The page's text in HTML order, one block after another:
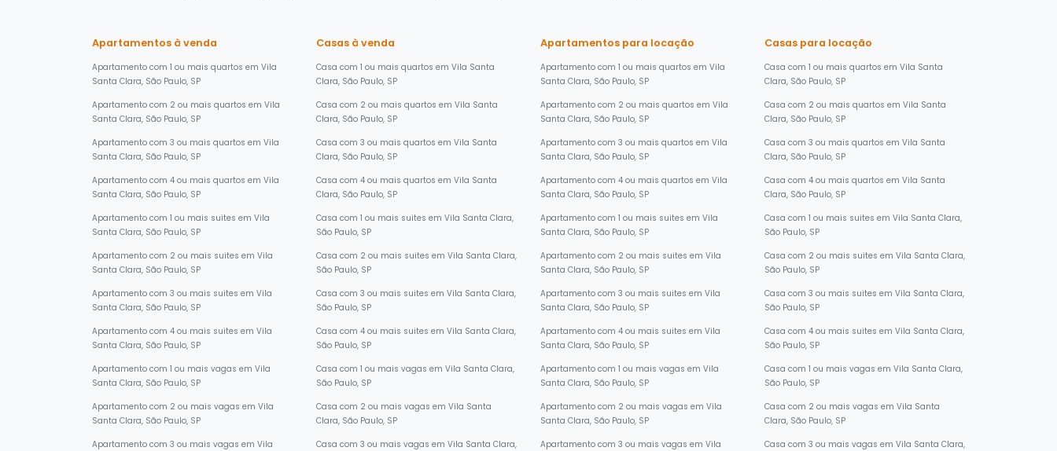
Apartamentos à venda
Apartamento com 1 ou mais quartos em Vila
Santa Clara, São Paulo, SP
Apartamento com 2 ou mais quartos em Vila
Santa Clara, São Paulo, SP
Apartamento com 3 ou mais quartos em Vila
Santa Clara, São Paulo, SP
Apartamento com 4 ou mais quartos em Vila
Santa Clara, São Paulo, SP
Apartamento com 1 ou mais suites em Vila
Santa Clara, São Paulo, SP
Apartamento com 2 ou mais suites em Vila
Santa Clara, São Paulo, SP
Apartamento com 3 ou mais suites em Vila
Santa Clara, São Paulo, SP
Apartamento com 4 ou mais suites em Vila
Santa Clara, São Paulo, SP
Apartamento com 1 ou mais vagas em Vila
Santa Clara, São Paulo, SP
Apartamento com 2 ou mais vagas em Vila
Santa Clara, São Paulo, SP
Apartamento com 3 ou mais vagas em Vila
Casas à venda
Casa com 1 ou mais quartos em Vila Santa
Clara, São Paulo, SP
Casa com 2 ou mais quartos em Vila Santa
Clara, São Paulo, SP
Casa com 3 ou mais quartos em Vila Santa
Clara, São Paulo, SP
Casa com 4 ou mais quartos em Vila Santa
Clara, São Paulo, SP
Casa com 1 ou mais suites em Vila Santa Clara,
São Paulo, SP
Casa com 2 ou mais suites em Vila Santa Clara,
São Paulo, SP
Casa com 3 ou mais suites em Vila Santa Clara,
São Paulo, SP
Casa com 4 ou mais suites em Vila Santa Clara,
São Paulo, SP
Casa com 1 ou mais vagas em Vila Santa Clara,
São Paulo, SP
Casa com 2 ou mais vagas em Vila Santa
Clara, São Paulo, SP
Casa com 3 ou mais vagas em Vila Santa Clara,
Apartamentos para locação
Apartamento com 1 ou mais quartos em Vila
Santa Clara, São Paulo, SP
Apartamento com 2 ou mais quartos em Vila
Santa Clara, São Paulo, SP
Apartamento com 3 ou mais quartos em Vila
Santa Clara, São Paulo, SP
Apartamento com 4 ou mais quartos em Vila
Santa Clara, São Paulo, SP
Apartamento com 1 ou mais suites em Vila
Santa Clara, São Paulo, SP
Apartamento com 2 ou mais suites em Vila
Santa Clara, São Paulo, SP
Apartamento com 3 ou mais suites em Vila
Santa Clara, São Paulo, SP
Apartamento com 4 ou mais suites em Vila
Santa Clara, São Paulo, SP
Apartamento com 1 ou mais vagas em Vila
Santa Clara, São Paulo, SP
Apartamento com 2 ou mais vagas em Vila
Santa Clara, São Paulo, SP
Apartamento com 3 ou mais vagas em Vila
Casas para locação
Casa com 1 ou mais quartos em Vila Santa
Clara, São Paulo, SP
Casa com 2 ou mais quartos em Vila Santa
Clara, São Paulo, SP
Casa com 3 ou mais quartos em Vila Santa
Clara, São Paulo, SP
Casa com 4 ou mais quartos em Vila Santa
Clara, São Paulo, SP
Casa com 1 ou mais suites em Vila Santa Clara,
São Paulo, SP
Casa com 2 ou mais suites em Vila Santa Clara,
São Paulo, SP
Casa com 3 ou mais suites em Vila Santa Clara,
São Paulo, SP
Casa com 4 ou mais suites em Vila Santa Clara,
São Paulo, SP
Casa com 1 ou mais vagas em Vila Santa Clara,
São Paulo, SP
Casa com 2 ou mais vagas em Vila Santa
Clara, São Paulo, SP
Casa com 3 ou mais vagas em Vila Santa Clara,